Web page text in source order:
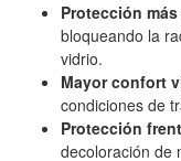
Protección
bloqueando la
vidrio.
Mayor confort
condiciones de
Protección
decoloración de